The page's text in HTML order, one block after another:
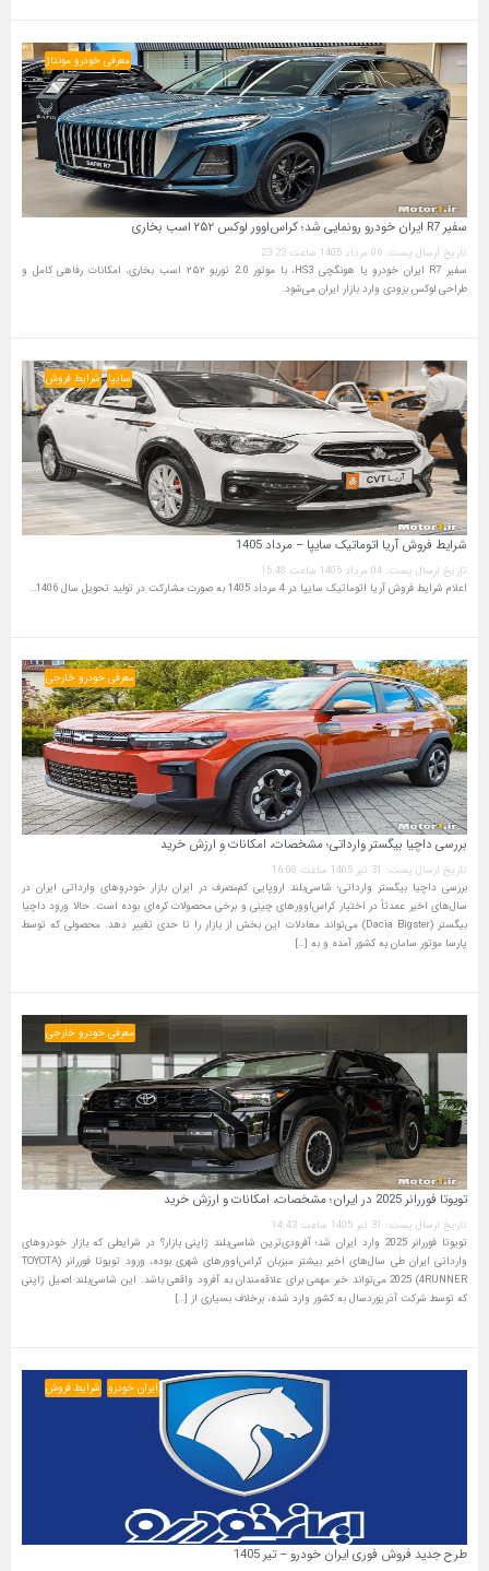
معرفی خودرو مونتاژ
سفیر R7 ایران خودرو رونمایی شد؛ کراس‌اوور لوکس ۲۵۲ اسب بخاری
تاریخ ارسال پست: 06 مرداد 1405 ساعت 23:23
سفیر R7 ایران خودرو یا هونگچی HS3، با موتور 2.0 توربو ۲۵۲ اسب بخاری، امکانات رفاهی کامل و
طراحی لوکس بزودی وارد بازار ایران می‌شود.
سایپا شرایط فروش
شرایط فروش آریا اتوماتیک سایپا – مرداد 1405
تاریخ ارسال پست: 04 مرداد 1405 ساعت 15:48
اعلام شرایط فروش آریا اتوماتیک سایپا در 4 مرداد 1405 به صورت مشارکت در تولید تحویل سال 1406…
معرفی خودرو خارجی
بررسی داچیا بیگستر وارداتی؛ مشخصات، امکانات و ارزش خرید
تاریخ ارسال پست: 31 تیر 1405 ساعت 16:08
بررسی داچیا بیگستر وارداتی؛ شاسی‌بلند اروپایی کم‌مصرف در ایران بازار خودروهای وارداتی ایران در
سال‌های اخیر عمدتاً در اختیار کراس‌اوورهای چینی و برخی محصولات کره‌ای بوده است. حالا ورود داچیا
بیگستر (Dacia Bigster) می‌تواند معادلات این بخش از بازار را تا حدی تغییر دهد. محصولی که توسط
پارسا موتور سامان به کشور آمده و به […]
معرفی خودرو خارجی
تویوتا فوررانر 2025 در ایران؛ مشخصات، امکانات و ارزش خرید
تاریخ ارسال پست: 31 تیر 1405 ساعت 14:43
تویوتا فوررانر 2025 وارد ایران شد؛ آفرودی‌ترین شاسی‌بلند ژاپنی بازار؟ در شرایطی که بازار خودروهای
وارداتی ایران طی سال‌های اخیر بیشتر میزبان کراس‌اوورهای شهری بوده، ورود تویوتا فوررانر (TOYOTA
4RUNNER) 2025 می‌تواند خبر مهمی برای علاقه‌مندان به آفرود واقعی باشد. این شاسی‌بلند اصیل ژاپنی
که توسط شرکت آذریوردسال به کشور وارد شده، برخلاف بسیاری از […]
ایران خودرو شرایط فروش
طرح جدید فروش فوری ایران خودرو – تیر 1405